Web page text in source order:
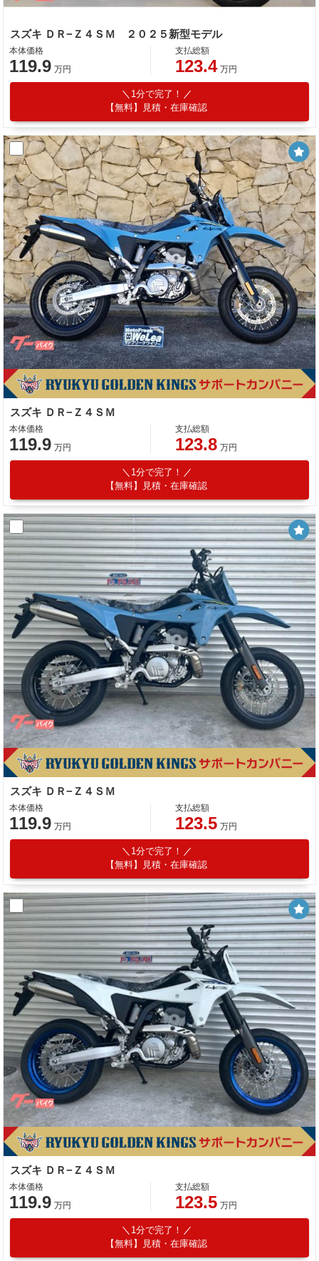
スズキ ＤＲ−Ｚ４ＳＭ ２０２５新型モデル
本体価格
119.9 万円
支払総額
123.4 万円
1分で完了！
【無料】見積・在庫確認
スズキ ＤＲ−Ｚ４ＳＭ
本体価格
119.9 万円
支払総額
123.8 万円
1分で完了！
【無料】見積・在庫確認
スズキ ＤＲ−Ｚ４ＳＭ
本体価格
119.9 万円
支払総額
123.5 万円
1分で完了！
【無料】見積・在庫確認
スズキ ＤＲ−Ｚ４ＳＭ
本体価格
119.9 万円
支払総額
123.5 万円
1分で完了！
【無料】見積・在庫確認